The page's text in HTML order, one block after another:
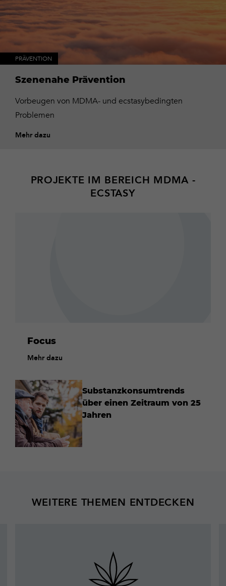
PRÄVENTION
Szenenahe Prävention
Vorbeugen von MDMA- und ecstasybedingten
Problemen
dazu
Mehr dazu
PROJEKTE IM BEREICH MDMA -
ECSTASY
Focus
Mehr dazu
Substanzkonsumtrends
über einen Zeitraum von 25
Jahren
WEITERE THEMEN ENTDECKEN